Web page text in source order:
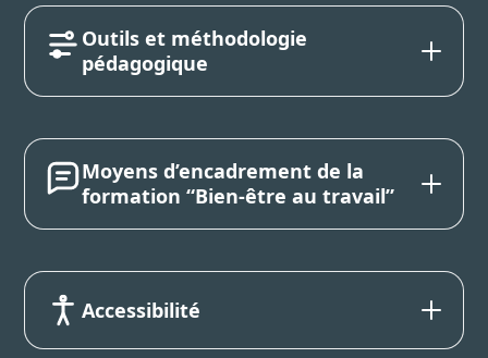
Outils et méthodologie
pédagogique
Moyens d’encadrement de la
formation “Bien-être au travail”
Accessibilité